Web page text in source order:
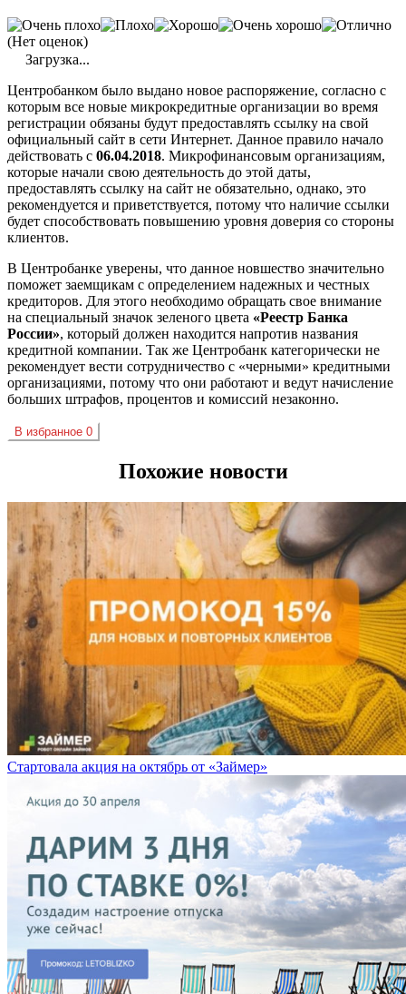
(Нет оценок)
Загрузка...
Центробанком было выдано новое распоряжение, согласно с
которым все новые микрокредитные организации во время
регистрации обязаны будут предоставлять ссылку на свой
официальный сайт в сети Интернет. Данное правило начало
действовать с 06.04.2018. Микрофинансовым организациям,
которые начали свою деятельность до этой даты,
предоставлять ссылку на сайт не обязательно, однако, это
рекомендуется и приветствуется, потому что наличие ссылки
будет способствовать повышению уровня доверия со стороны
клиентов.
В Центробанке уверены, что данное новшество значительно
поможет заемщикам с определением надежных и честных
кредиторов. Для этого необходимо обращать свое внимание
на специальный значок зеленого цвета «Реестр Банка
России», который должен находится напротив названия
кредитной компании. Так же Центробанк категорически не
рекомендует вести сотрудничество с «черными» кредитными
организациями, потому что они работают и ведут начисление
больших штрафов, процентов и комиссий незаконно.
В избранное 0
Похожие новости
Стартовала акция на октябрь от «Займер»